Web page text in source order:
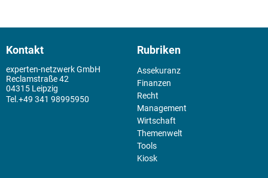
Kontakt
experten-netzwerk GmbH
Reclamstraße 42
04315 Leipzig
+49 341 98995950
Rubriken
Assekuranz
Finanzen
Recht
Management
Wirtschaft
Themenwelt
Tools
Kiosk